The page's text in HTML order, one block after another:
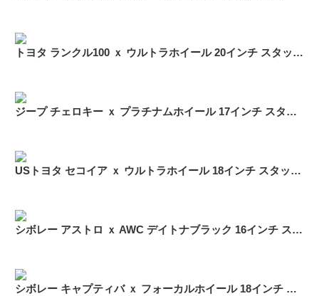
トヨタ ランクル100 ｘ ウルトラホイール 20インチ スタッドレス
ジープ チェロキー ｘ プラチナムホイール 17インチ スタッドレス
USトヨタ セコイア ｘ ウルトラホイール 18インチ スタッドレス
シボレー アストロ ｘ AWC デイトナブラック 16インチ スタッドレス
シボレー キャプティバ ｘ フォーカルホイール 18インチ スタッドレス